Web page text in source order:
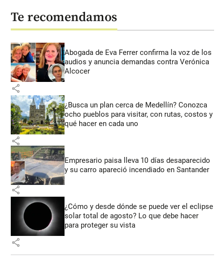
Te recomendamos
Abogada de Eva Ferrer confirma la voz de los
audios y anuncia demandas contra Verónica
Alcocer
share
¿Busca un plan cerca de Medellín? Conozca
ocho pueblos para visitar, con rutas, costos y
qué hacer en cada uno
share
Empresario paisa lleva 10 días desaparecido
y su carro apareció incendiado en Santander
share
¿Cómo y desde dónde se puede ver el eclipse
solar total de agosto? Lo que debe hacer
para proteger su vista
share